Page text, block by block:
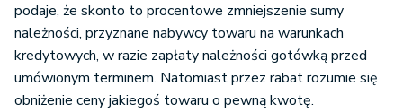
podaje, że skonto to procentowe zmniejszenie sumy
należności, przyznane nabywcy towaru na warunkach
kredytowych, w razie zapłaty należności gotówką przed
umówionym terminem. Natomiast przez rabat rozumie się
obniżenie ceny jakiegoś towaru o pewną kwotę.